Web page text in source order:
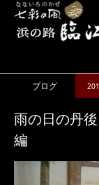
ブログ
雨の日の丹
編